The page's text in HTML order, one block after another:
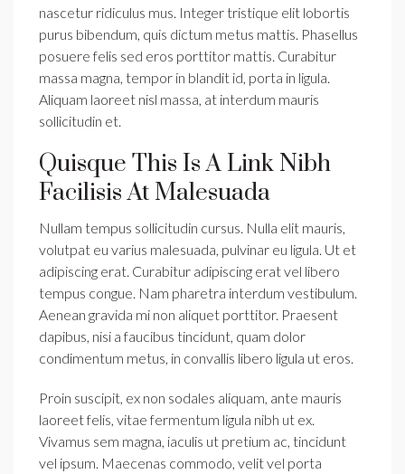
nascetur ridiculus mus. Integer tristique elit lobortis
purus bibendum, quis dictum metus mattis. Phasellus
posuere felis sed eros porttitor mattis. Curabitur
massa magna, tempor in blandit id, porta in ligula.
Aliquam laoreet nisl massa, at interdum mauris
sollicitudin et.
Quisque This Is A Link Nibh
Facilisis At Malesuada
Nullam tempus sollicitudin cursus. Nulla elit mauris,
volutpat eu varius malesuada, pulvinar eu ligula. Ut et
adipiscing erat. Curabitur adipiscing erat vel libero
tempus congue. Nam pharetra interdum vestibulum.
Aenean gravida mi non aliquet porttitor. Praesent
dapibus, nisi a faucibus tincidunt, quam dolor
condimentum metus, in convallis libero ligula ut eros.
Proin suscipit, ex non sodales aliquam, ante mauris
laoreet felis, vitae fermentum ligula nibh ut ex.
Vivamus sem magna, iaculis ut pretium ac, tincidunt
vel ipsum. Maecenas commodo, velit vel porta